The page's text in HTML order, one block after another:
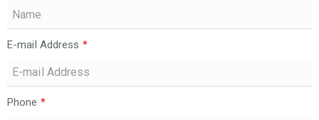
E-mail Address *
Phone *